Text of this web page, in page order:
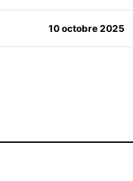
10 octobre 2025